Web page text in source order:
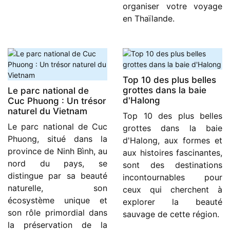
organiser votre voyage
en Thaïlande.
Le parc national de
Cuc Phuong : Un trésor
naturel du Vietnam
Le parc national de Cuc
Phuong, situé dans la
province de Ninh Bình, au
nord du pays, se
distingue par sa beauté
naturelle, son
écosystème unique et
son rôle primordial dans
la préservation de la
Top 10 des plus belles
grottes dans la baie
d'Halong
Top 10 des plus belles
grottes dans la baie
d'Halong, aux formes et
aux histoires fascinantes,
sont des destinations
incontournables pour
ceux qui cherchent à
explorer la beauté
sauvage de cette région.